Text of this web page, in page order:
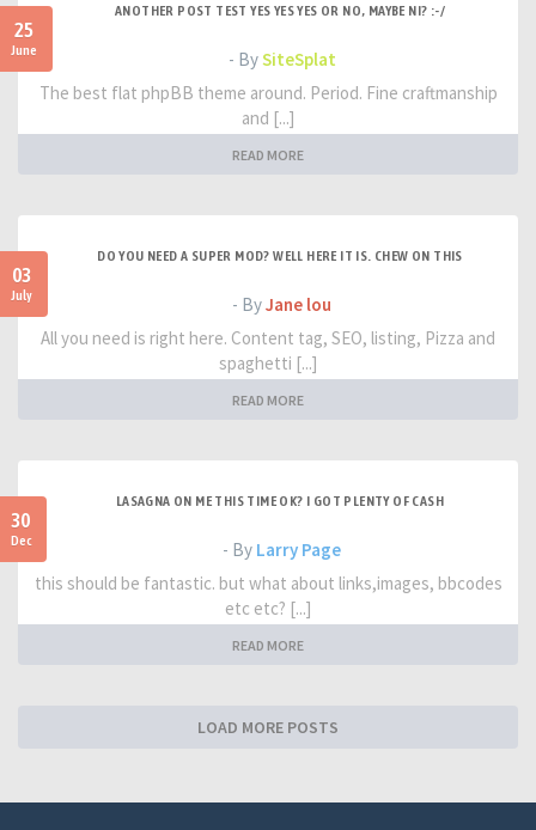
25
June
ANOTHER POST TEST YES YES YES OR NO, MAYBE NI? :-/
- BySiteSplat
The best flat phpBB theme around. Period. Fine craftmanship
and [...]
READ MORE
03
July
DO YOU NEED A SUPER MOD? WELL HERE IT IS. CHEW ON THIS
- ByJane lou
All you need is right here. Content tag, SEO, listing, Pizza and
spaghetti [...]
READ MORE
30
Dec
LASAGNA ON ME THIS TIME OK? I GOT PLENTY OF CASH
- By Larry Page
this should be fantastic. but what about links,images, bbcodes
etc etc? [...]
READ MORE
LOAD MORE POSTS